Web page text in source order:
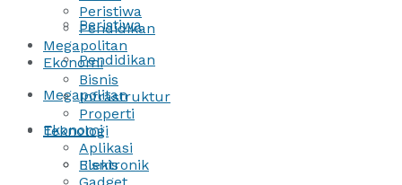
Peristiwa
Pendidikan
Megapolitan
Ekonomi
Bisnis
Peristiwa
Pendidikan
Megapolitan
Ekonomi
Bisnis
Infrastruktur
Properti
Teknologi
Aplikasi
Elektronik